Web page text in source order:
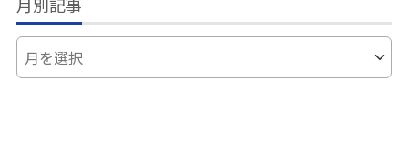
月別記事